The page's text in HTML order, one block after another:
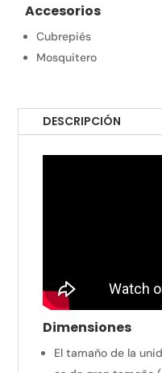
Accesorios
Cubrepiés
Mosquitero
DESCRIPCIÓN
Dimensiones
El tamaño de la